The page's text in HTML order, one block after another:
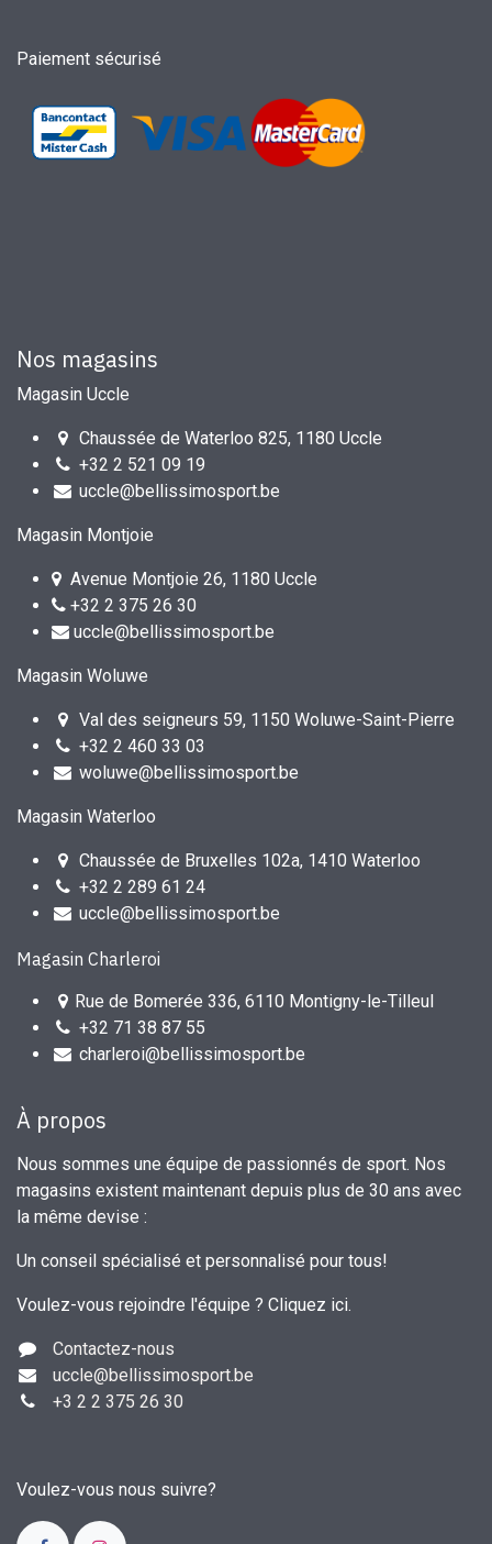
Paiement sécurisé
Nos magasins
Magasin Uccle
Chaussée de Waterloo 825, 1180 Uccle
+32 2 521 09 19
uccle@bellissimosport.be
Magasin Montjoie
Avenue Montjoie 26, 1180 Uccle
+32 2 375 26 30
uccle@bellissimosport.be
Magasin Woluwe
Val des seigneurs 59, 1150 Woluwe-Saint-Pierre
+32 2 460 33 03
woluwe@bellissimosport.be
Magasin Waterloo
Chaussée de Bruxelles 102a, 1410 Waterloo
+32 2 289 61 24
uccle@bellissimosport.be
Magasin Charleroi
Rue de Bomerée 336, 6110 Montigny-le-Tilleul
+32 71 38 87 55
charleroi@bellissimosport.be
À propos
Nous sommes une équipe de passionnés de sport. Nos
magasins existent maintenant depuis plus de 30 ans avec
la même devise :
Un conseil spécialisé et personnalisé pour tous!
Voulez-vous rejoindre l'équipe ? Cliquez ici.
Contactez-nous
uccle@bellissimosport.be
+3 2 2 375 26 30
Voulez-vous nous suivre?